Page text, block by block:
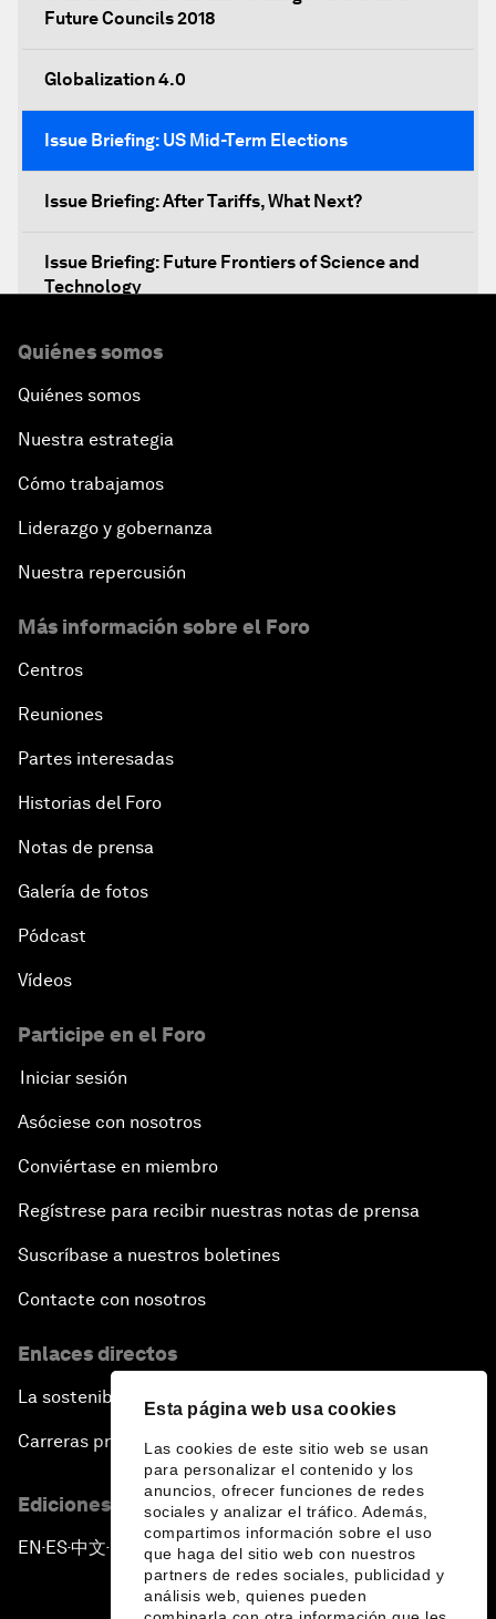
Esta página web usa cookies
Las cookies de este sitio web se usan
para personalizar el contenido y los
anuncios, ofrecer funciones de redes
sociales y analizar el tráfico. Además,
compartimos información sobre el uso
que haga del sitio web con nuestros
partners de redes sociales, publicidad y
análisis web, quienes pueden
Future Councils 2018
Globalization 4.0
Issue Briefing: US Mid-Term Elections
Issue Briefing: After Tariffs, What Next?
Issue Briefing: Future Frontiers of Science and
Technology
Shaping a New Global Architecture
Closing Remarks
Quiénes somos
Quiénes somos
Nuestra estrategia
Cómo trabajamos
Liderazgo y gobernanza
Nuestra repercusión
Más información sobre el Foro
Centros
Reuniones
Partes interesadas
Historias del Foro
Notas de prensa
Galería de fotos
Pódcast
Vídeos
Participe en el Foro
Iniciar sesión
Asóciese con nosotros
Conviértase en miembro
Regístrese para recibir nuestras notas de prensa
Suscríbase a nuestros boletines
Contacte con nosotros
Enlaces directos
La sostenibilidad en el Foro
Carreras profesionales
Ediciones en otros idiomas
EN ▪ES▪中文▪ 日本語